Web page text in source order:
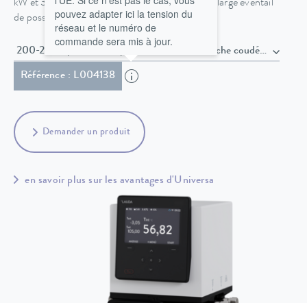
kW et 3,6 kW offrent une flexibilité totale et un large éventail
de possibilités pour toutes les applications.
200-240 V, 50/60 Hz , Câble secteur avec fiche coudée
Référence : L004138
pouvez adapter ici la tension du
réseau et le numéro de
commande sera mis à jour.
Demander un produit
en savoir plus sur les avantages d'Universa